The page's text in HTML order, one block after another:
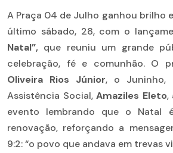
A Praça 04 de Julho ganhou brilho
último sábado, 28, com o
Natal”, que reuniu um grande
celebração, fé e comunhão. O
Oliveira Rios Júnior, o Juninho,
Assistência Social,Amaziles Eleto,
evento lembrando que o Natal
renovação, reforçando a
9:2: “o povo que andava em trevas